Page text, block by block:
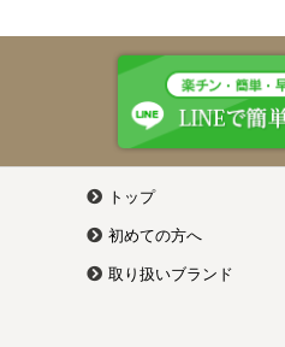
トップ
初めての方へ
取り扱いブランド